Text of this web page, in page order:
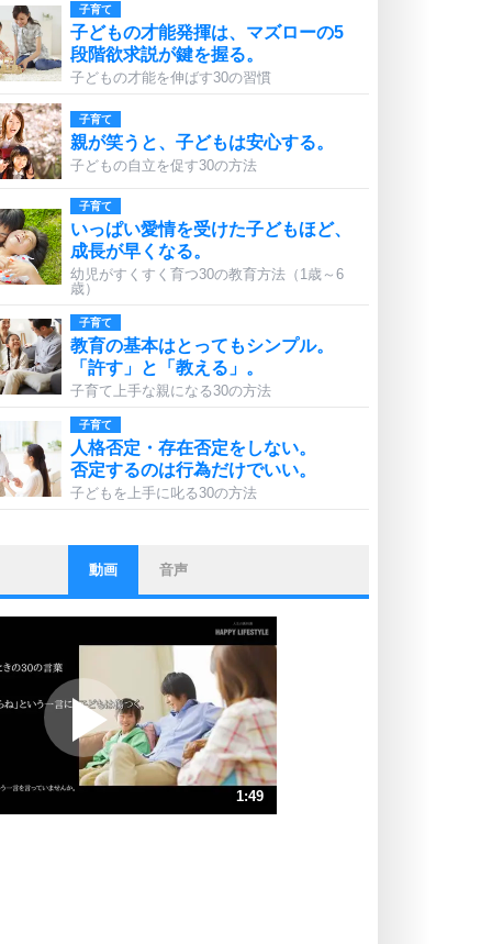
子育て
子どもの才能発揮は、マズローの5
段階欲求説が鍵を握る。
子どもの才能を伸ばす30の習慣
子育て
親が笑うと、子どもは安心する。
子どもの自立を促す30の方法
子育て
いっぱい愛情を受けた子どもほど、
成長が早くなる。
幼児がすくすく育つ30の教育方法（1歳～6
歳）
子育て
教育の基本はとってもシンプル。
「許す」と「教える」。
子育て上手な親になる30の方法
子育て
人格否定・存在否定をしない。
否定するのは行為だけでいい。
子どもを上手に叱る30の方法
ストレス対策
他人と比べない。
いっそのこと、他人を見ない。
いらいらしない人になる30の方法
ポジティブになれない原因は、行動
しないから。
ポジティブ思考になる30の方法
ストレス対策
動画 音声
1:49